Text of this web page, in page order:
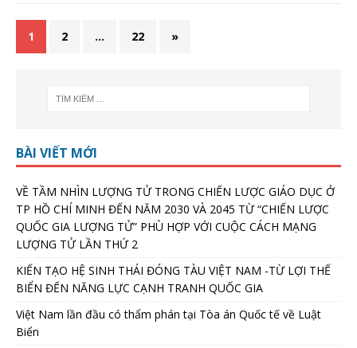
1 2 … 22 »
BÀI VIẾT MỚI
VỀ TẦM NHÌN LƯỢNG TỬ TRONG CHIẾN LƯỢC GIÁO DỤC Ở
TP HỒ CHÍ MINH ĐẾN NĂM 2030 VÀ 2045 TỪ “CHIẾN LƯỢC
QUỐC GIA LƯỢNG TỬ” PHÙ HỢP VỚI CUỘC CÁCH MẠNG
LƯỢNG TỬ LẦN THỨ 2
KIẾN TẠO HỆ SINH THÁI ĐÓNG TÀU VIỆT NAM -TỪ LỢI THẾ
BIỂN ĐẾN NĂNG LỰC CẠNH TRANH QUỐC GIA
Việt Nam lần đầu có thẩm phán tại Tòa án Quốc tế về Luật
Biển